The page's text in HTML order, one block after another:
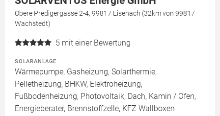
Obere Predigergasse 2-4, 99817 Eisenach (32km von 99817
Wachstedt)
5 mit einer Bewertung
SOLARANLAGE
Wärmepumpe, Gasheizung, Solarthermie,
Pelletheizung, BHKW, Elektroheizung,
Fußbodenheizung, Photovoltaik, Dach, Kamin / Ofen,
Energieberater, Brennstoffzelle, KFZ Wallboxen